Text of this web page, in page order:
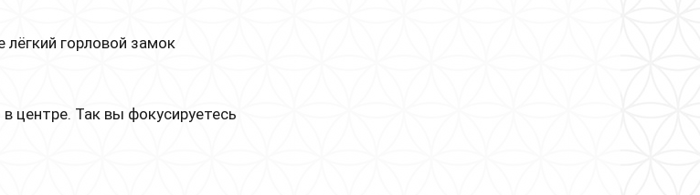
горловой замок
центре. Так вы фокусируетесь